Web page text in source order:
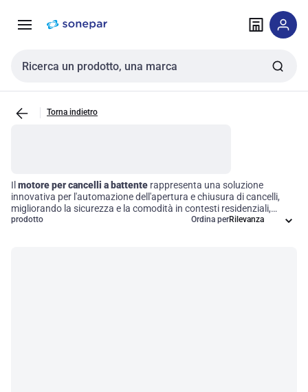
navigazione alla
Cerca input
Torna indietro
Il motore per cancelli a battente rappresenta una soluzione
innovativa per l'automazione dell'apertura e chiusura di cancelli,
migliorando la sicurezza e la comodità in contesti residenziali,
commerciali e industriali. Questi dispositivi possono essere
prodotto Ordina per